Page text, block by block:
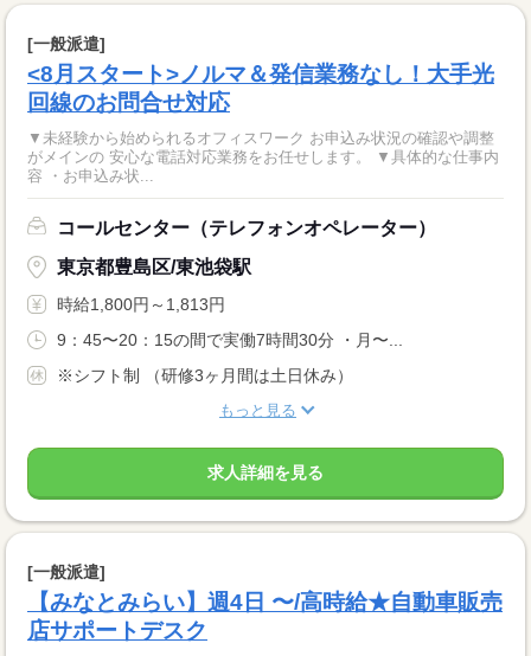
[一般派遣]
<8月スタート>ノルマ＆発信業務なし！大手光
回線のお問合せ対応
▼未経験から始められるオフィスワーク お申込み状況の確認や調整
がメインの 安心な電話対応業務をお任せします。 ▼具体的な仕事内
容 ・お申込み状...
コールセンター（テレフォンオペレーター）
東京都豊島区/東池袋駅
時給1,800円～1,813円
9：45〜20：15の間で実働7時間30分 ・月〜...
※シフト制 （研修3ヶ月間は土日休み）
もっと見る
求人詳細を見る
[一般派遣]
【みなとみらい】週4日 〜/高時給★自動車販売
店サポートデスク